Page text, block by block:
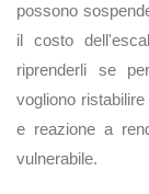
possono
il costo
riprenderli se
vogliono
e reazione a
vulnerabile.